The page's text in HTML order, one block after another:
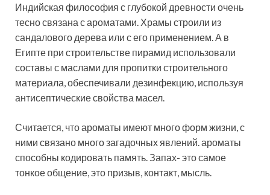
Индийская философия с глубокой древности очень
тесно связана с ароматами. Храмы строили из
сандалового дерева или с его применением. А в
Египте при строительстве пирамид использовали
составы с маслами для пропитки строительного
материала, обеспечивали дезинфекцию, используя
антисептические свойства масел.
Считается, что ароматы имеют много форм жизни, с
ними связано много загадочных явлений. ароматы
способны кодировать память. Запах- это самое
тонкое общение, это призыв, контакт, мысль.